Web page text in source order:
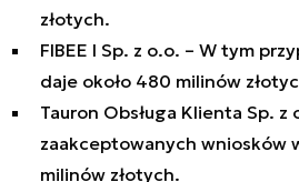
złotych.
FIBEE I Sp. z o.o. – W tym
daje około 480 milinów
Tauron Obsługa Klienta Sp. z
zaakceptowanych wniosków
milinów złotych.